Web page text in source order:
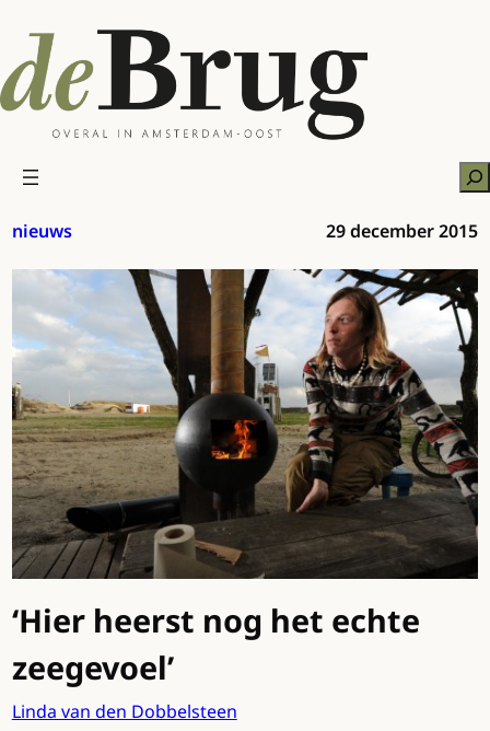
naar
de
inhoud
nieuws 29 december 2015
‘Hier heerst nog het echte
zeegevoel’
Linda van den Dobbelsteen